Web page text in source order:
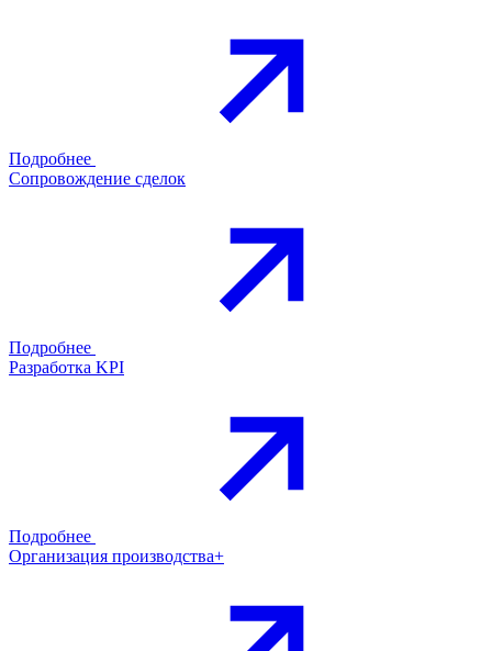
Подробнее
Сопровождение сделок
Подробнее
Разработка KPI
Подробнее
Организация производства+